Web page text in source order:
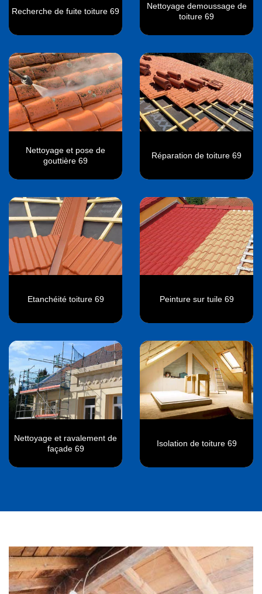
Recherche de fuite toiture 69
Nettoyage demoussage de
toiture 69
Nettoyage et pose de
gouttière 69
Réparation de toiture 69
Etanchéité toiture 69 Peinture sur tuile 69
Nettoyage et ravalement de
façade 69
Isolation de toiture 69